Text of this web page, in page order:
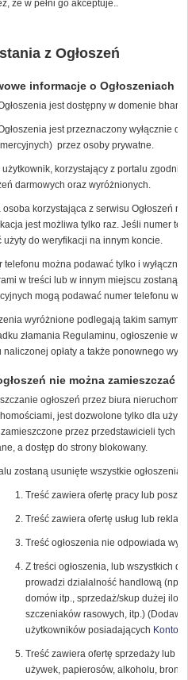
że w pełni go akceptuje..
z Ogłoszeń
informacje o Ogłoszeniach
jest dostępny w domenie
jest przeznaczony wyłącznie
przez osoby prywatne.
użytkownik, korzystający z portalu
darmowych oraz wyróżnionych.
osoba korzystająca z serwisu Ogłoszeń
jest możliwa tylko raz. Jeśli numer
użyty do weryfikacji na innym koncie.
telefonu można podawać tylko i
w treści lub w innym miejscu zostaną
mogą podawać numer telefonu w
wyróżnione podlegają takim samym
złamania Regulaminu, ogłoszenie
naliczonej opłaty a także ponownego
nie można zamieszczać
ogłoszeń przez biura
jest dozwolone tylko dla
przez przedstawicieli tych
a dostęp do strony blokowany.
zostaną usunięte wszystkie ogłoszenia,
Treść zawiera ofertę pracy lub
Treść zawiera ofertę usług lub
Treść ogłoszenia nie odpowiada
Z treści ogłoszenia, lub wszystkich
prowadzi działalność handlową
domów itp., sprzedaż/skup dużej
szczeniaków rasowych, itp.)
użytkowników posiadających Konto
Treść zawiera ofertę sprzedaży lub
używek, papierosów, alkoholu, broni